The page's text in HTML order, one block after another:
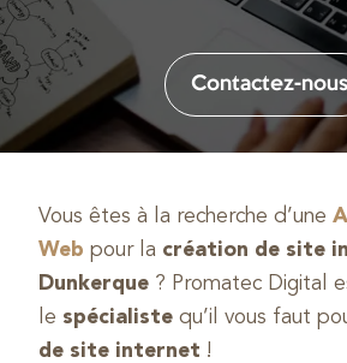
Contactez-nous
Vous êtes à la recherche d’une
Web pour la création de site
Dunkerque ? Promatec Digital
le spécialiste qu’il vous faut
de site internet !